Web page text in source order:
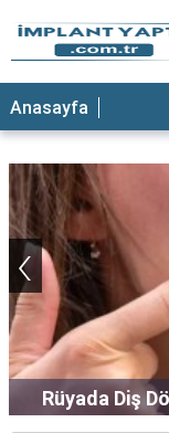
Anasayfa
Rüyada Diş
‹